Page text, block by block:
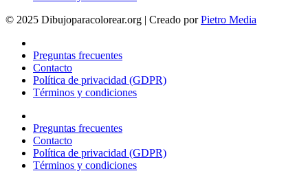
© 2025 Dibujoparacolorear.org | Creado porPietro Media
Preguntas frecuentes
Contacto
Política de privacidad (GDPR)
Términos y condiciones
Preguntas frecuentes
Contacto
Política de privacidad (GDPR)
Términos y condiciones